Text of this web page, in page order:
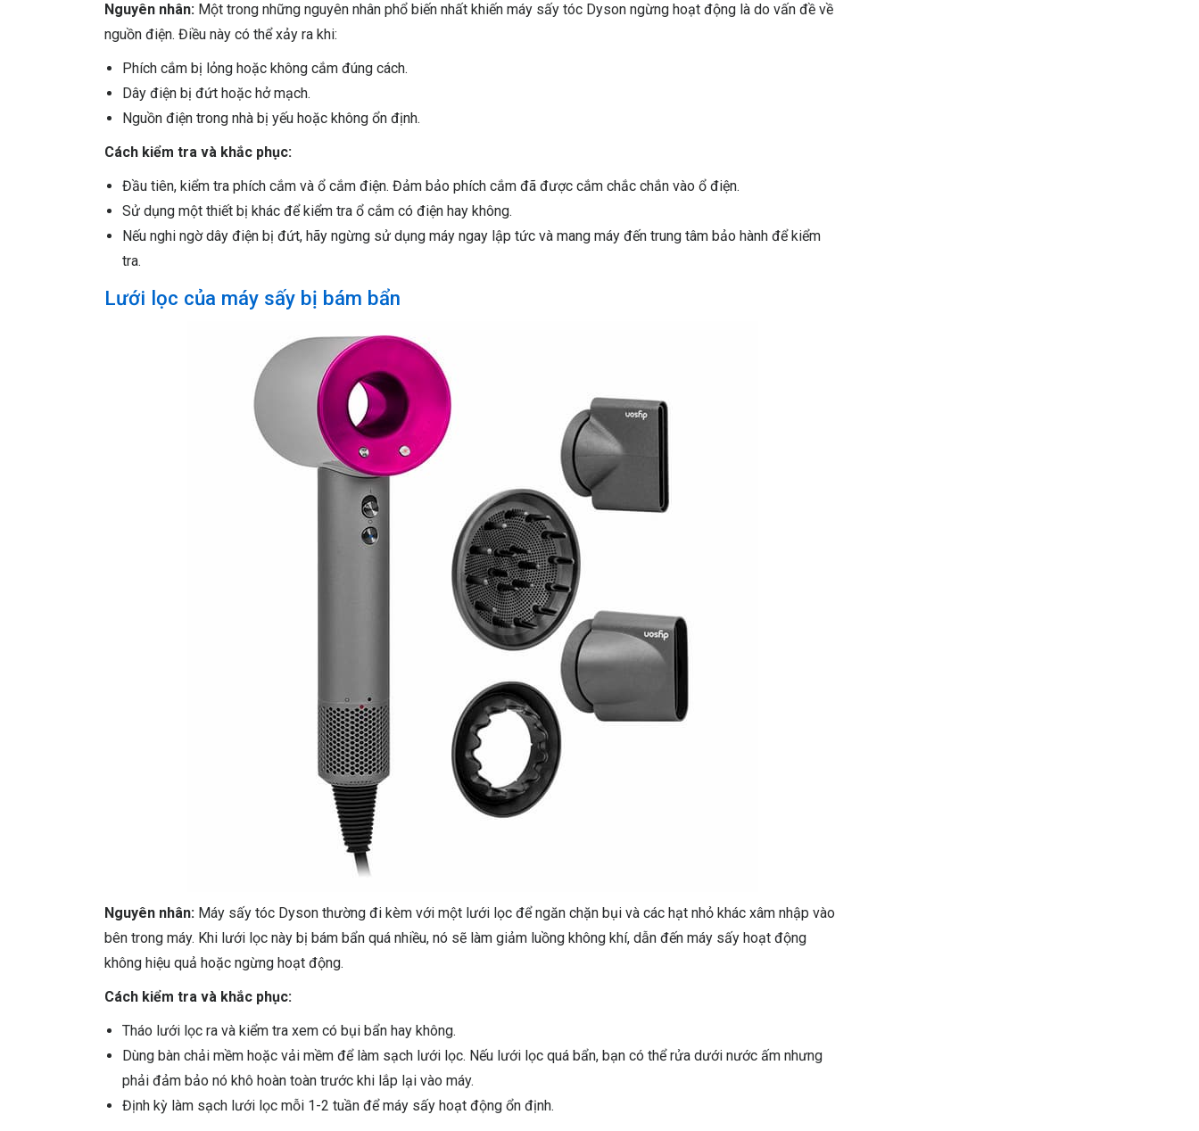
Nguyên nhân: Một trong những nguyên nhân phổ biến nhất khiến máy sấy tóc Dyson ngừng hoạt động là do vấn đề về
nguồn điện. Điều này có thể xảy ra khi:
Phích cắm bị lỏng hoặc không cắm đúng cách.
Dây điện bị đứt hoặc hở mạch.
Nguồn điện trong nhà bị yếu hoặc không ổn định.
Cách kiểm tra và khắc phục:
Đầu tiên, kiểm tra phích cắm và ổ cắm điện. Đảm bảo phích cắm đã được cắm chắc chắn vào ổ điện.
Sử dụng một thiết bị khác để kiểm tra ổ cắm có điện hay không.
Nếu nghi ngờ dây điện bị đứt, hãy ngừng sử dụng máy ngay lập tức và mang máy đến trung tâm bảo hành để kiểm
tra.
Lưới lọc của máy sấy bị bám bẩn
Nguyên nhân: Máy sấy tóc Dyson thường đi kèm với một lưới lọc để ngăn chặn bụi và các hạt nhỏ khác xâm nhập vào
bên trong máy. Khi lưới lọc này bị bám bẩn quá nhiều, nó sẽ làm giảm luồng không khí, dẫn đến máy sấy hoạt động
không hiệu quả hoặc ngừng hoạt động.
Cách kiểm tra và khắc phục:
Tháo lưới lọc ra và kiểm tra xem có bụi bẩn hay không.
Dùng bàn chải mềm hoặc vải mềm để làm sạch lưới lọc. Nếu lưới lọc quá bẩn, bạn có thể rửa dưới nước ấm nhưng
phải đảm bảo nó khô hoàn toàn trước khi lắp lại vào máy.
Định kỳ làm sạch lưới lọc mỗi 1-2 tuần để máy sấy hoạt động ổn định.